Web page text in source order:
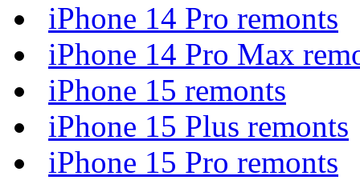
iPhone 14 Pro remonts
iPhone 14 Pro Max
iPhone 15 remonts
iPhone 15 Plus remonts
iPhone 15 Pro remonts